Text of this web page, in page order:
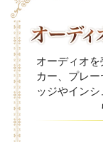
オーディオ
カー、プレ
ッジやイン